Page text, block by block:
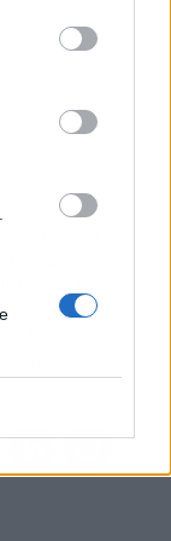
la mejor